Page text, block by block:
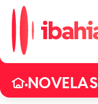
•NOVELAS